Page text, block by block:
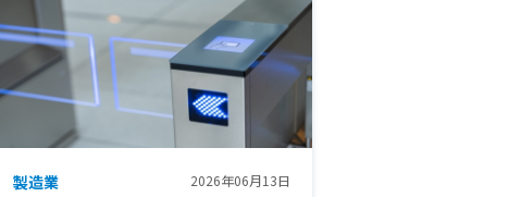
製造業 2026年06月13日